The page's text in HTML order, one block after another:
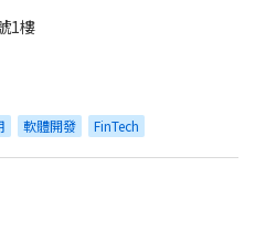
1樓
軟體開發 FinTech